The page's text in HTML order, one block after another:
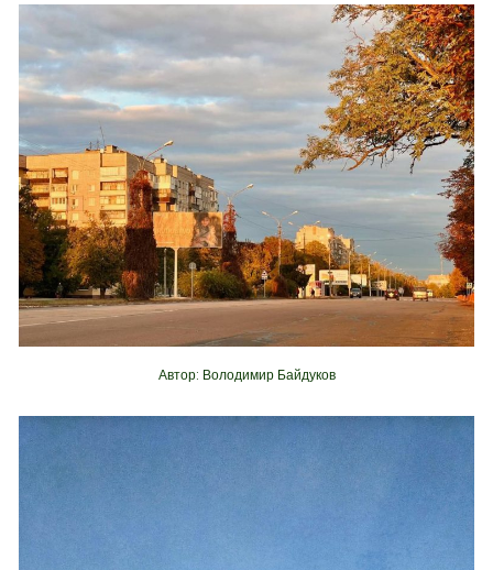
Автор: Володимир Байдуков